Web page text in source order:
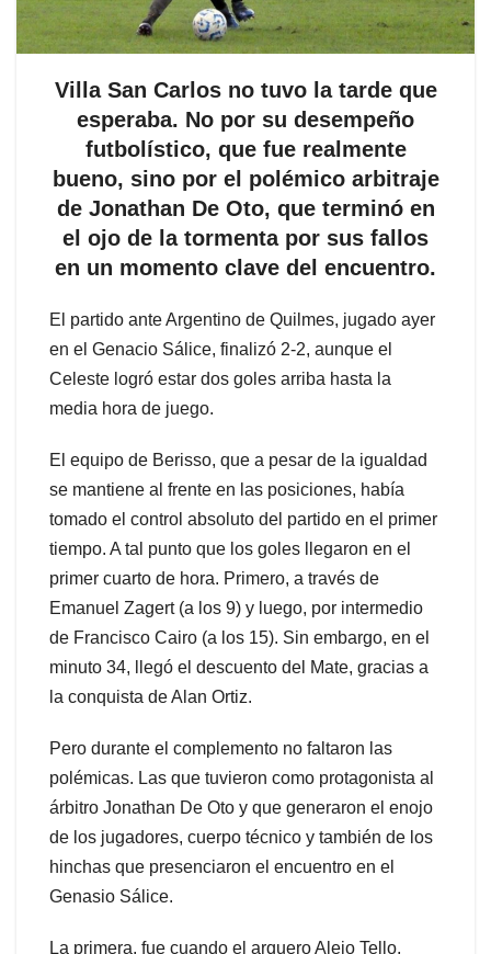
Villa San Carlos no tuvo la tarde que
esperaba. No por su desempeño
futbolístico, que fue realmente
bueno, sino por el polémico arbitraje
de Jonathan De Oto, que terminó en
el ojo de la tormenta por sus fallos
en un momento clave del encuentro.
El partido ante Argentino de Quilmes, jugado ayer
en el Genacio Sálice, finalizó 2-2, aunque el
Celeste logró estar dos goles arriba hasta la
media hora de juego.
El equipo de Berisso, que a pesar de la igualdad
se mantiene al frente en las posiciones, había
tomado el control absoluto del partido en el primer
tiempo. A tal punto que los goles llegaron en el
primer cuarto de hora. Primero, a través de
Emanuel Zagert (a los 9) y luego, por intermedio
de Francisco Cairo (a los 15). Sin embargo, en el
minuto 34, llegó el descuento del Mate, gracias a
la conquista de Alan Ortiz.
Pero durante el complemento no faltaron las
polémicas. Las que tuvieron como protagonista al
árbitro Jonathan De Oto y que generaron el enojo
de los jugadores, cuerpo técnico y también de los
hinchas que presenciaron el encuentro en el
Genasio Sálice.
La primera, fue cuando el arquero Alejo Tello,